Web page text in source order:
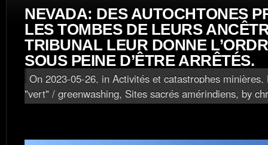
NEVADA: DES AUTOCHTONES
LES TOMBES DE LEURS
TRIBUNAL LEUR DONNE
SOUS PEINE D’ÊTRE ARRÊTÉS.
On 2023-05-26, in Activités et catastrophes minières,
"vert" / greenwashing, Sites sacrés amérindiens, by